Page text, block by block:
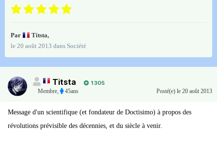
Par Titsta,
le 20 août 2013 dans Société
Titsta
1 305
Membre, 45ans Posté(e) le 20 août 2013
Message d'un scientifique (et fondateur de Doctisimo) à propos des
révolutions prévisible des décennies, et du siècle à venir.